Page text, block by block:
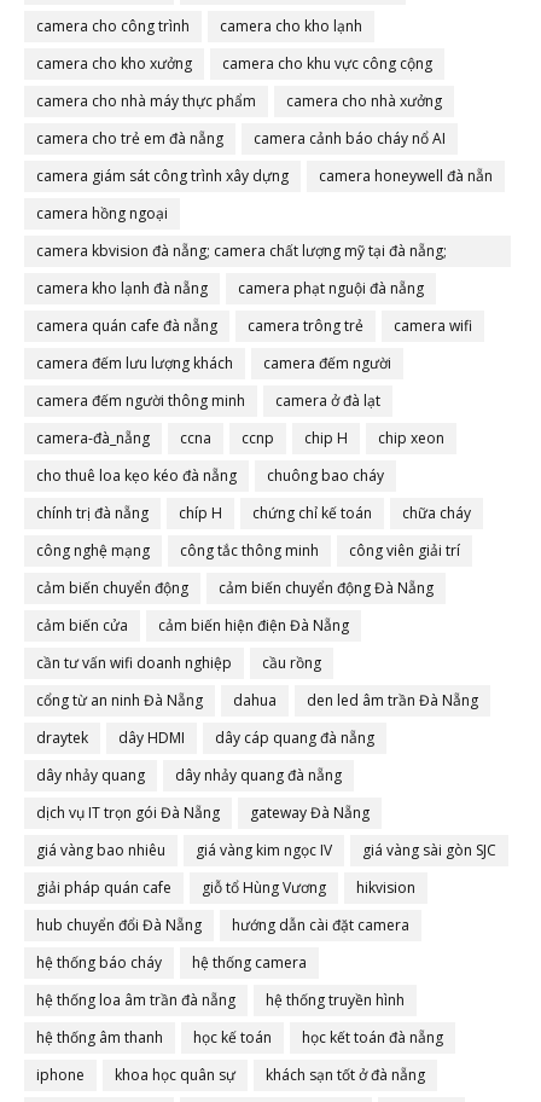
camera cho công trình
camera cho kho lạnh
camera cho kho xưởng
camera cho khu vực công cộng
camera cho nhà máy thực phẩm
camera cho nhà xưởng
camera cho trẻ em đà nẵng
camera cảnh báo cháy nổ AI
camera giám sát công trình xây dựng
camera honeywell đà nẵn
camera hồng ngoại
camera kbvision đà nẵng; camera chất lượng mỹ tại đà nẵng;
camera đà nẵng
camera kho lạnh đà nẵng
camera phạt nguội đà nẵng
camera quán cafe đà nẵng
camera trông trẻ
camera wifi
camera đếm lưu lượng khách
camera đếm người
camera đếm người thông minh
camera ở đà lạt
camera-đà_nẵng
ccna ccnp chip H
chip xeon
cho thuê loa kẹo kéo đà nẵng
chuông bao cháy
chính trị đà nẵng
chíp H chứng chỉ kế toán
chữa cháy
công nghệ mạng
công tắc thông minh
công viên giải trí
cảm biến chuyển động
cảm biến chuyển động Đà Nẵng
cảm biến cửa
cảm biến hiện điện Đà Nẵng
cần tư vấn wifi doanh nghiệp
cầu rồng
cổng từ an ninh Đà Nẵng
dahua
den led âm trần Đà Nẵng
draytek
dây HDMI
dây cáp quang đà nẵng
dây nhảy quang
dây nhảy quang đà nẵng
dịch vụ IT trọn gói Đà Nẵng
gateway Đà Nẵng
giá vàng bao nhiêu
giá vàng kim ngọc IV
giá vàng sài gòn SJC
giải pháp quán cafe
giỗ tổ Hùng Vương
hikvision
hub chuyển đổi Đà Nẵng
hướng dẫn cài đặt camera
hệ thống báo cháy
hệ thống camera
hệ thống loa âm trần đà nẵng
hệ thống truyền hình
hệ thống âm thanh
học kế toán
học kết toán đà nẵng
iphone
khoa học quân sự khách sạn tốt ở đà nẵng